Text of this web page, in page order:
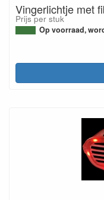
Vingerlichtje met
Prijs per stuk
Op voorraad,